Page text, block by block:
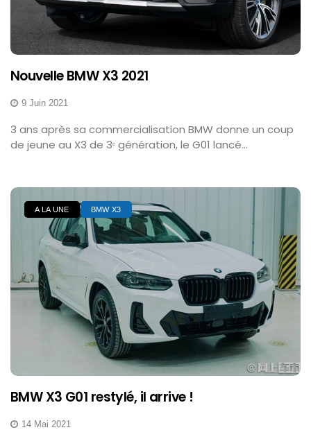
Nouvelle BMW X3 2021
9 Juin 2021
3 ans après sa commercialisation BMW donne un coup
de jeune au X3 de 3ᵉ génération, le G01 lancé...
A LA UNE BMW X3
BMW X3 G01 restylé, il arrive !
14 Mai 2021